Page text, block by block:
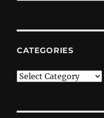
CATEGORIES
Categories